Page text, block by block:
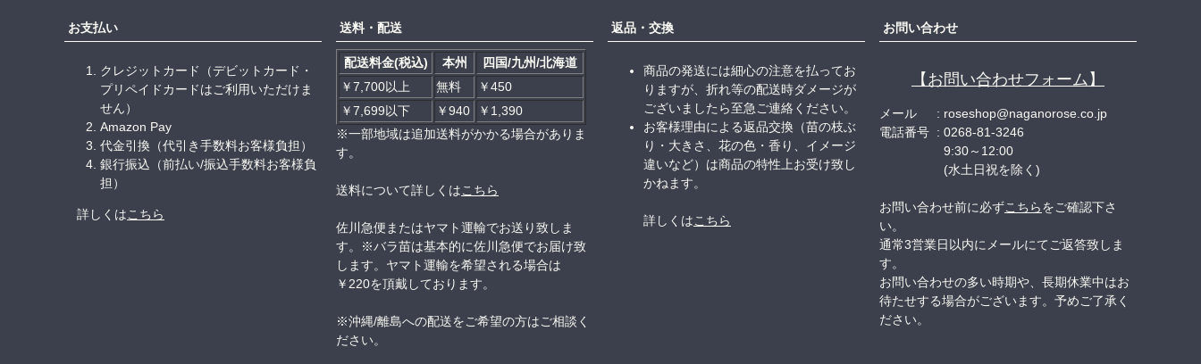
お支払い
クレジットカード（デビットカード・
プリペイドカードはご利用いただけま
せん）
Amazon Pay
代金引換（代引き手数料お客様負担）
銀行振込（前払い/振込手数料お客様負
担）
詳しくはこちら
送料・配送
配送料金(税込) 本州
四国/九州/北海道
￥7,700以上
無料
￥450
￥7,699以下
￥940
￥1,390
※一部地域は追加送料がかかる場合がありま
す。
送料について詳しくはこちら
佐川急便またはヤマト運輸でお送り致しま
す。※バラ苗は基本的に佐川急便でお届け致
します。ヤマト運輸を希望される場合は
￥220を頂戴しております。
※沖縄/離島への配送をご希望の方はご相談く
ださい。
返品・交換
商品の発送には細心の注意を払ってお
りますが、折れ等の配送時ダメージが
ございましたら至急ご連絡ください。
お客様理由による返品交換（苗の枝ぶ
り・大きさ、花の色・香り、イメージ
違いなど）は商品の特性上お受け致し
かねます。
詳しくはこちら
お問い合わせ
【お問い合わせフォーム】
メール
roseshop@naganorose.co.jp
電話番号
0268-81-3246
9:30～12:00
(水土日祝を除く)
お問い合わせ前に必ずこちらをご確認下さ
い。
通常3営業日以内にメールにてご返答致しま
す。
お問い合わせの多い時期や、長期休業中はお
待たせする場合がございます。予めご了承く
ださい。